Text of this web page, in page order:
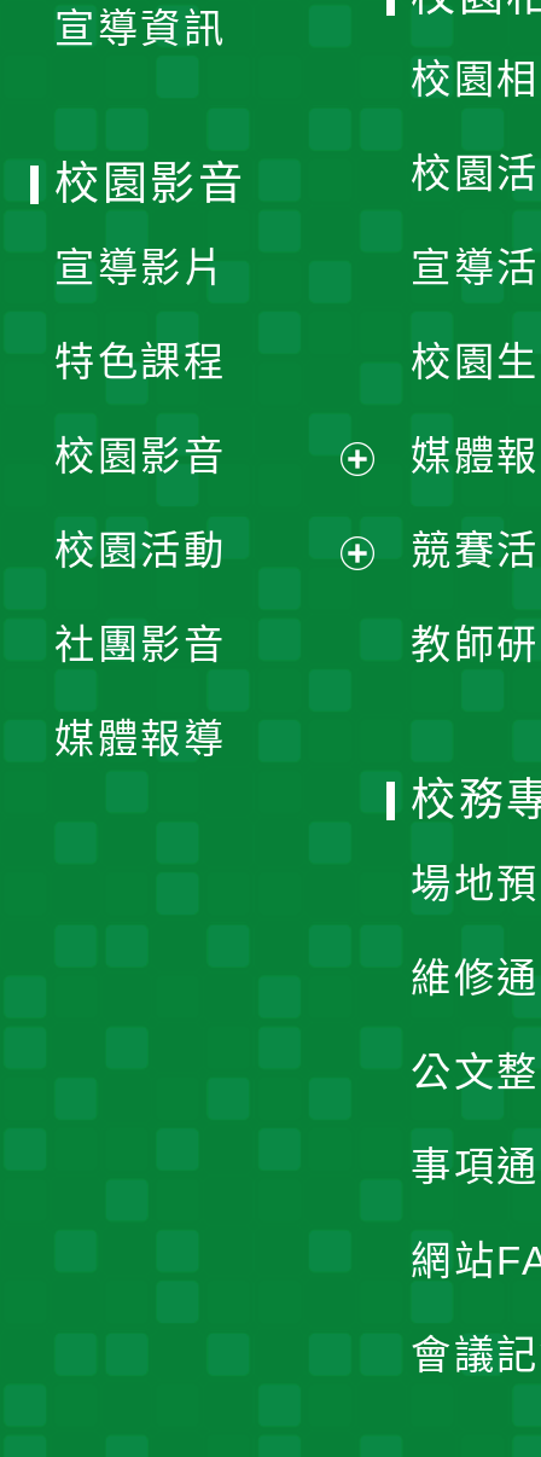
宣導資訊
校園
校園
宣導
校園
媒體
競賽
教師
校園影音
宣導影片
特色課程
校園影音
開
校園活動
社團影音
媒體報導
校務
場地
維修
公文
事項
網站
會議